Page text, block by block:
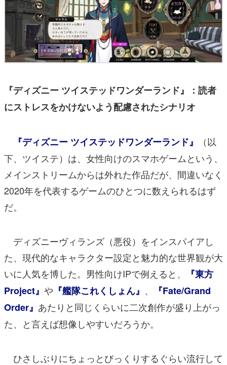
『ディズニー ツイステッドワンダーランド』：読者
にストレスをかけないよう配慮されたシナリオ
『ディズニー ツイステッドワンダーランド』
（以
下、ツイステ）は、女性向けのスマホゲームという、
メインストリームからは外れた作品だが、間違いなく
2020年を代表するゲームのひとつに数えられるはず
だ。
ディズニーヴィランズ（悪役）をインスパイアし
た、現代的なキャラクター設定と魅力的な世界観が大
いに人気を博した。男性向けIPで例えると、
『東方
Project』 や 『艦隊これくしょん』 、
『Fate/Grand
Order』 あたりと同じくらいに二次創作が盛り上がっ
た、と言えば想像しやすいだろうか。
ひさしぶりにちょっとびっくりするぐらい流行して